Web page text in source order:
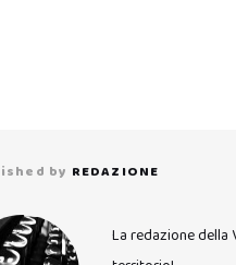
by REDAZIONE
La redazione